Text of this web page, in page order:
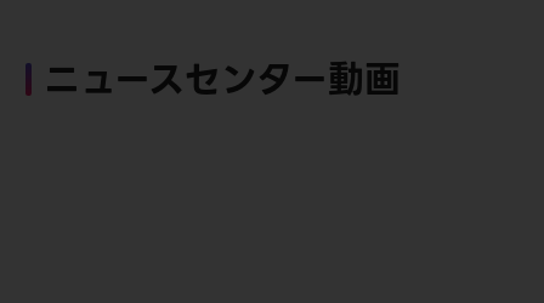
ニュースセンター動画